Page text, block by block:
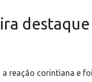
reação corintiana e